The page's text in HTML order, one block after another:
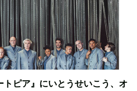
トピア』にいとうせいこう、オ